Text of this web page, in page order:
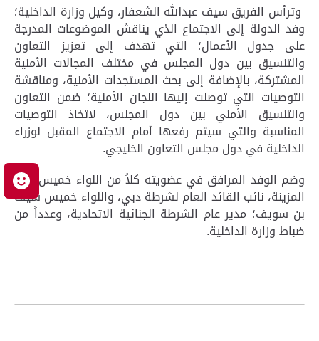
وترأس الفريق سيف عبدالله الشعفار، وكيل وزارة الداخلية؛
وفد الدولة إلى الاجتماع الذي يناقش الموضوعات المدرجة
على جدول الأعمال؛ التي تهدف إلى تعزيز التعاون
والتنسيق بين دول المجلس في مختلف المجالات الأمنية
المشتركة، بالإضافة إلى بحث المستجدات الأمنية، ومناقشة
التوصيات التي توصلت إليها اللجان الأمنية؛ ضمن التعاون
والتنسيق الأمني بين دول المجلس، لاتخاذ التوصيات
المناسبة والتي سيتم رفعها أمام الاجتماع المقبل لوزراء
الداخلية في دول مجلس التعاون الخليجي.
وضم الوفد المرافق في عضويته كلاً من اللواء خميس مطر
المزينة، نائب القائد العام لشرطة دبي، واللواء خميس سيف
بن سويف؛ مدير عام الشرطة الجنائية الاتحادية، وعدداً من
ضباط وزارة الداخلية.